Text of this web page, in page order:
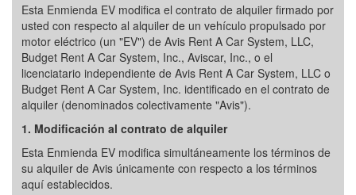
Esta Enmienda EV modifica el contrato de alquiler firmado por
usted con respecto al alquiler de un vehículo propulsado por
motor eléctrico (un "EV") de Avis Rent A Car System, LLC,
Budget Rent A Car System, Inc., Aviscar, Inc., o el
licenciatario independiente de Avis Rent A Car System, LLC o
Budget Rent A Car System, Inc. identificado en el contrato de
alquiler (denominados colectivamente "Avis").
1. Modificación al contrato de alquiler
Esta Enmienda EV modifica simultáneamente los términos de
su alquiler de Avis únicamente con respecto a los términos
aquí establecidos.